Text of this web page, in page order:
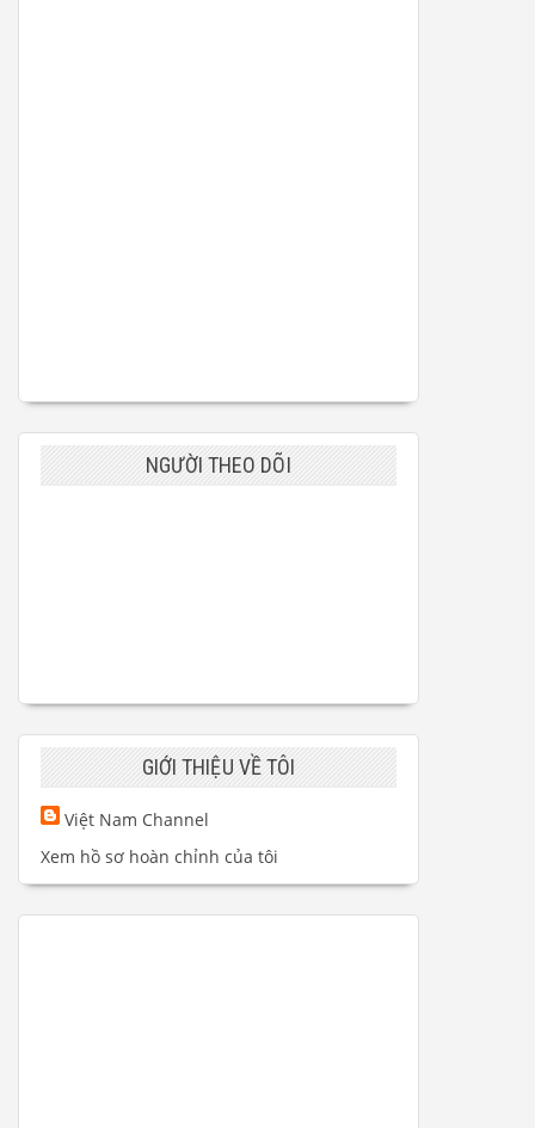
NGƯỜI THEO DÕI
GIỚI THIỆU VỀ TÔI
Việt Nam Channel
Xem hồ sơ hoàn chỉnh của tôi